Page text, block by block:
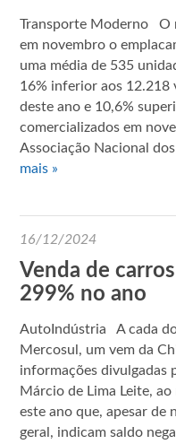
Transporte Moderno O
em novembro o
uma média de 535
16% inferior aos 12.218
deste ano e 10,6%
comercializados em
Associação Nacional
mais »
16/12/2024
Venda de
299% no ano
AutoIndústria A cada
Mercosul, um vem da
informações divulgadas
Márcio de Lima Leite,
este ano que, apesar de
geral, indicam saldo